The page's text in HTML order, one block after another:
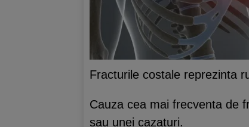
Fracturile costale reprezinta
Cauza cea mai frecventa de
sau unei cazaturi.